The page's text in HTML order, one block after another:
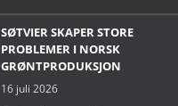
SØTVIER SKAPER STORE
PROBLEMER I NORSK
GRØNTPRODUKSJON
16 juli 2026